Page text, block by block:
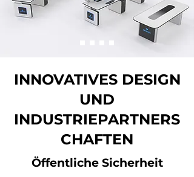
INNOVATIVES DESIGN
UND
INDUSTRIEPARTNERS
CHAFTEN
Öffentliche Sicherheit